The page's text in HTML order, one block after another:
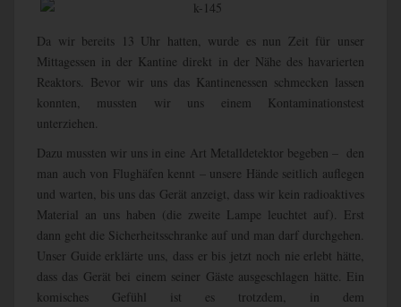
Da wir bereits 13 Uhr hatten, wurde es nun Zeit für unser
Mittagessen in der Kantine direkt in der Nähe des havarierten
Reaktors. Bevor wir uns das Kantinenessen schmecken lassen
konnten, mussten wir uns einem Kontaminationstest
unterziehen.
Dazu mussten wir uns in eine Art Metalldetektor begeben – den
man auch von Flughäfen kennt – unsere Hände seitlich auflegen
und warten, bis uns das Gerät anzeigt, dass wir kein radioaktives
Material an uns haben (die zweite Lampe leuchtet auf). Erst
dann geht die Sicherheitsschranke auf und man darf durchgehen.
Unser Guide erklärte uns, dass er bis jetzt noch nie erlebt hätte,
dass das Gerät bei einem seiner Gäste ausgeschlagen hätte. Ein
komisches Gefühl ist es trotzdem, in dem